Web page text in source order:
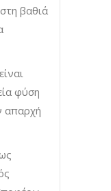
βαθιά
φύση
απαρχή